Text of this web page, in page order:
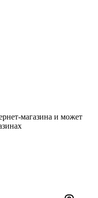
магазина и может